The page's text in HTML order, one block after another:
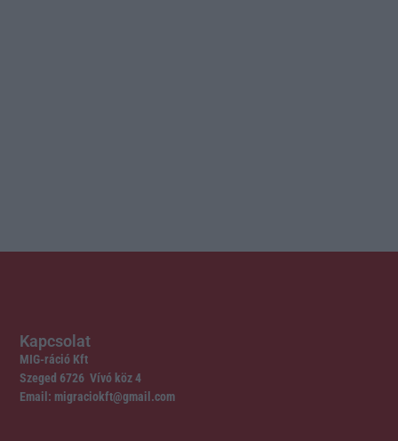
Kapcsolat
MIG-ráció Kft
Szeged 6726 Vívó köz 4
Email: migraciokft@gmail.com